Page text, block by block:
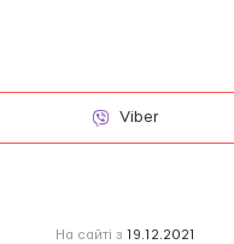
Viber
На сайті з 19.12.2021